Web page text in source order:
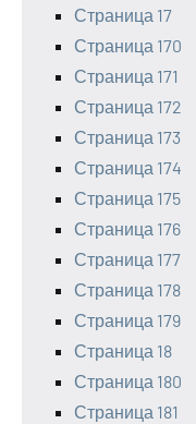
Страница 17
Страница 170
Страница 171
Страница 172
Страница 173
Страница 174
Страница 175
Страница 176
Страница 177
Страница 178
Страница 179
Страница 18
Страница 180
Страница 181